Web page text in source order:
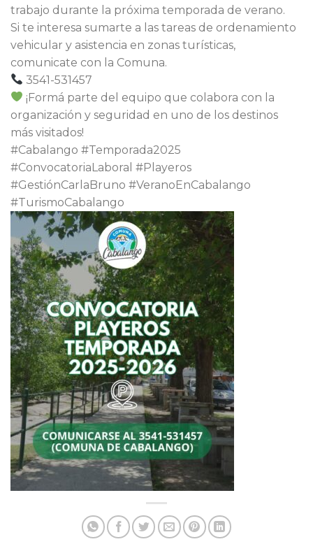
trabajo durante la próxima temporada de verano.
Si te interesa sumarte a las tareas de ordenamiento
vehicular y asistencia en zonas turísticas,
comunicate con la Comuna.
3541-531457
¡Formá parte del equipo que colabora con la
organización y seguridad en uno de los destinos
más visitados!
#Cabalango #Temporada2025
#ConvocatoriaLaboral #Playeros
#GestiónCarlaBruno #VeranoEnCabalango
#TurismoCabalango